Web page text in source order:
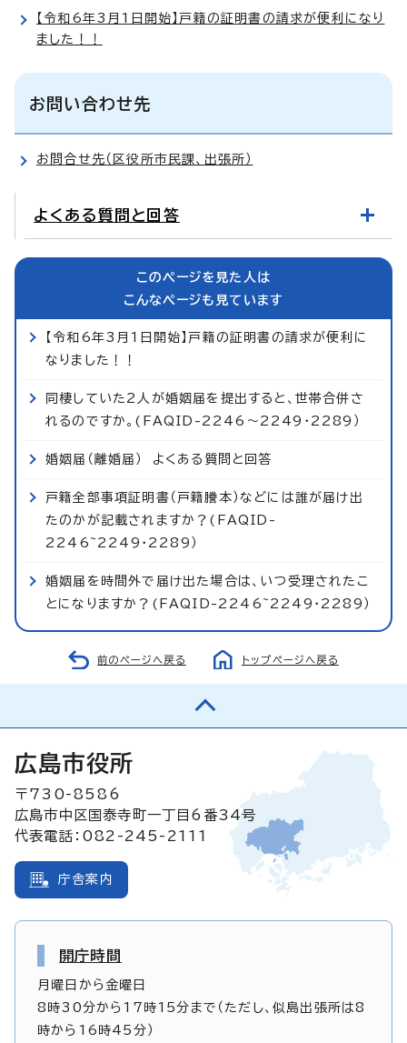
【令和6年3月1日開始】戸籍の証明書の請求が便利になり
ました！！
お問い合わせ先
お問合せ先（区役所市民課、出張所）
よくある質問と回答
このページを見た人は
こんなページも見ています
【令和6年3月1日開始】戸籍の証明書の請求が便利に
なりました！！
同棲していた2人が婚姻届を提出すると、世帯合併さ
れるのですか。(FAQID-2246～2249・2289）
婚姻届（離婚届） よくある質問と回答
戸籍全部事項証明書（戸籍謄本）などには誰が届け出
たのかが記載されますか？(FAQID-
2246~2249・2289）
婚姻届を時間外で届け出た場合は、いつ受理されたこ
とになりますか？(FAQID-2246~2249・2289）
前のページへ戻る トップページへ戻る
広島市役所
〒730-8586
広島市中区国泰寺町一丁目6番34号
代表電話：082-245-2111
庁舎案内
開庁時間
月曜日から金曜日
8時30分から17時15分まで（ただし、似島出張所は8
時から16時45分）